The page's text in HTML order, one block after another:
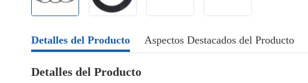
Detalles del Producto Aspectos Destacados del Producto
Detalles del Producto